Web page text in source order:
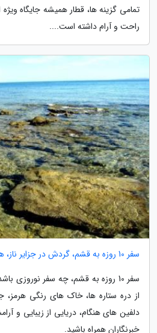
تمامی گزینه ها، قطار همیشه جایگاه
راحت و آرام داشته است....
سفر 10 روزه به قشم، گردش در جزایر ناز، هنگام، هرمز و روستای لافت
سفر 10 روزه به قشم، چه سفر نوروزی
از دره ستاره ها، خاک های رنگی هرمز،
دلفین های هنگام، دریایی از زیبایی و
خبرنگاران همراه باشید.